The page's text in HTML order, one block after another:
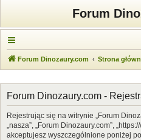
Forum
Forum Dinozaury.com Strona
Forum Dinozaury.com -
Rejestrując się na witrynie „Forum
„nasza”, „Forum Dinozaury.com”,
akceptujesz wyszczególnione poniżej